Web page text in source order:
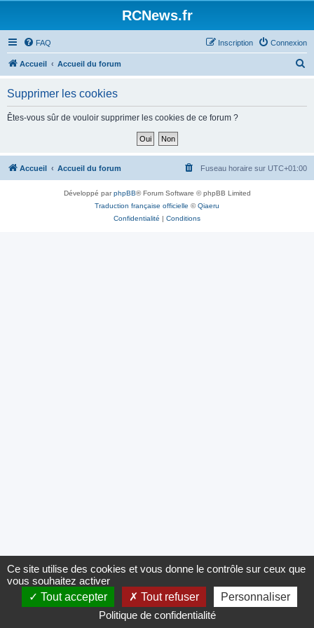
RCNews.fr
FAQ Connexion
Inscription
Accueil Accueil du forum
h
Supprimer les cookies
Êtes-vous sûr de vouloir supprimer les cookies de ce forum ?
Accueil Accueil du forum Fuseau horaire sur UTC+01:00
Développé parphpBB® Forum Software © phpBB Limited
Traduction française officielle ©Qiaeru
Confidentialité | Conditions
Panneau de gestion des cookies
Ce site utilise des cookies et vous donne le contrôle sur ceux que
vous souhaitez activer
Tout accepter
Tout refuser
Personnaliser
Politique de confidentialité